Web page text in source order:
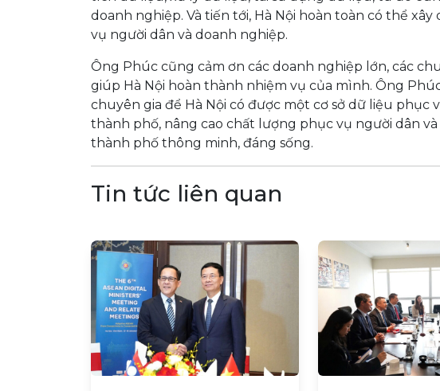
doanh nghiệp. Và tiến tới, Hà Nội hoàn toàn có thể
vụ người dân và doanh nghiệp.
Ông Phúc cũng cảm ơn các doanh nghiệp lớn, các
giúp Hà Nội hoàn thành nhiệm vụ của mình. Ông
chuyên gia để Hà Nội có được một cơ sở dữ liệu
thành phố, nâng cao chất lượng phục vụ người dân
thành phố thông minh, đáng sống.
Tin tức liên quan